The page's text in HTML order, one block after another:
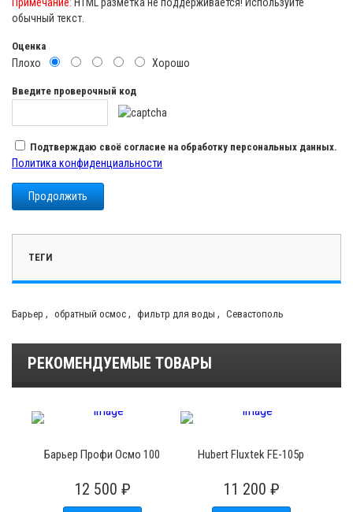
обычный текст.
Оценка
Плохо Хорошо
Введите проверочный код
Подтверждаю своё согласие на обработку персональных данных.
Политика конфиденциальности
Продолжить
ТЕГИ
Барьер , обратный осмос , фильтр для воды , Севастополь
РЕКОМЕНДУЕМЫЕ ТОВАРЫ
Барьер Профи Осмо 100
12 500 ₽
Hubert Fluxtek FE-105p
11 200 ₽